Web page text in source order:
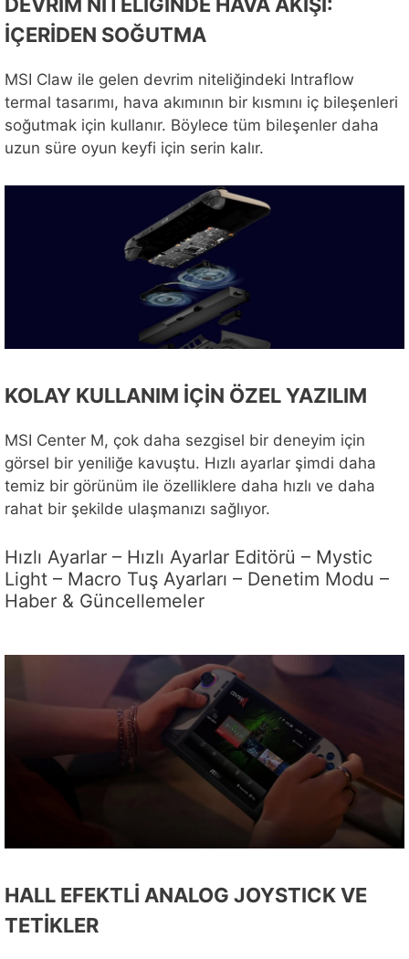
İÇERİDEN SOĞUTMA
MSI Claw ile gelen devrim niteliğindeki Intraflow
termal tasarımı, hava akımının bir kısmını iç bileşenleri
soğutmak için kullanır. Böylece tüm bileşenler daha
uzun süre oyun keyfi için serin kalır.
KOLAY KULLANIM İÇİN ÖZEL YAZILIM
MSI Center M, çok daha sezgisel bir deneyim için
görsel bir yeniliğe kavuştu. Hızlı ayarlar şimdi daha
temiz bir görünüm ile özelliklere daha hızlı ve daha
rahat bir şekilde ulaşmanızı sağlıyor.
Hızlı Ayarlar – Hızlı Ayarlar Editörü – Mystic
Light – Macro Tuş Ayarları – Denetim Modu –
Haber & Güncellemeler
HALL EFEKTLİ ANALOG JOYSTICK VE
TETİKLER